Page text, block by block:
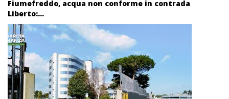
Fiumefreddo, acqua non conforme in contrada
Liberto:...